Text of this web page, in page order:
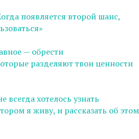
появляется второй шанс,
— обрести
разделяют твои ценности
хотелось узнать
я живу, и рассказать об этом